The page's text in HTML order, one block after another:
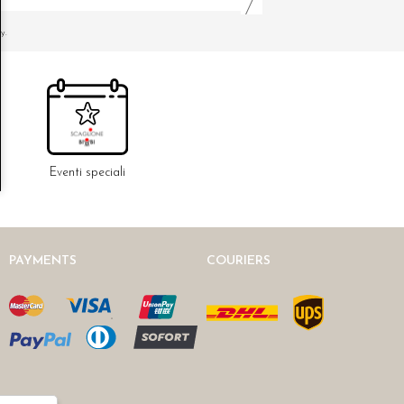
Eventi speciali
PAYMENTS COURIERS